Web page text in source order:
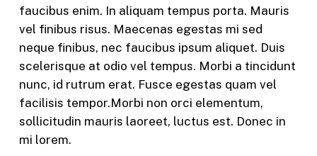
faucibus enim. In aliquam tempus porta. Mauris
vel finibus risus. Maecenas egestas mi sed
neque finibus, nec faucibus ipsum aliquet. Duis
scelerisque at odio vel tempus. Morbi a tincidunt
nunc, id rutrum erat. Fusce egestas quam vel
facilisis tempor.Morbi non orci elementum,
sollicitudin mauris laoreet, luctus est. Donec in
mi lorem.